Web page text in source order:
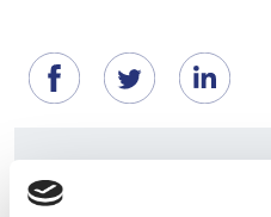
Suggeriti per te